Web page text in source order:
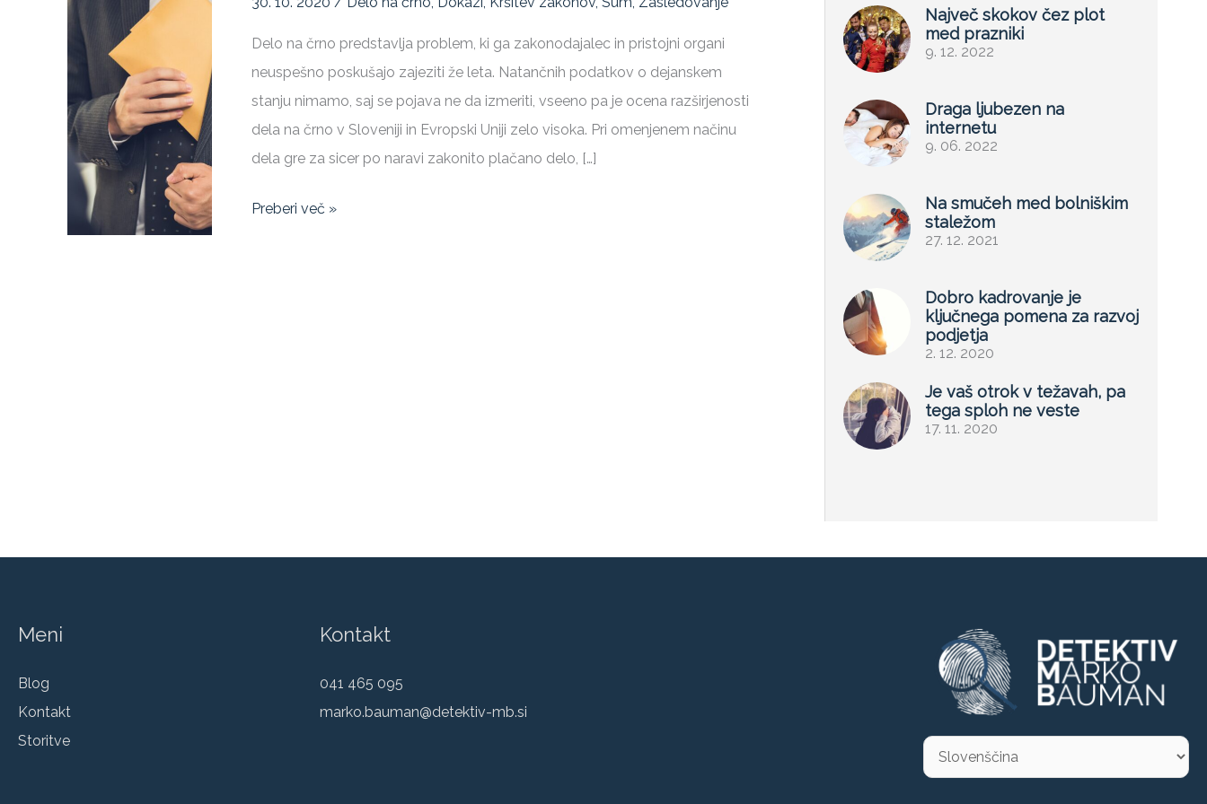
Delo na črno predstavlja problem, ki ga zakonodajalec in pristojni organi
neuspešno poskušajo zajeziti že leta. Natančnih podatkov o dejanskem
stanju nimamo, saj se pojava ne da izmeriti, vseeno pa je ocena razširjenosti
dela na črno v Sloveniji in Evropski Uniji zelo visoka. Pri omenjenem načinu
dela gre za sicer po naravi zakonito plačano delo, […]
Preberi več »
Največ skokov čez plot
med prazniki
9. 12. 2022
Draga ljubezen na
internetu
9. 06. 2022
Na smučeh med bolniškim
staležom
27. 12. 2021
Dobro kadrovanje je
ključnega pomena za razvoj
podjetja
2. 12. 2020
Je vaš otrok v težavah, pa
tega sploh ne veste
17. 11. 2020
Meni
Blog
Kontakt
Storitve
Kontakt
041 465 095
marko.bauman@detektiv-mb.si
Choose
language